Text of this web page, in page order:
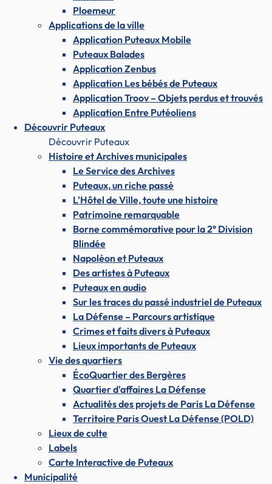
Ploemeur
Applications de la ville
Application Puteaux Mobile
Puteaux Balades
Application Zenbus
Application Les bébés de Puteaux
Application Troov – Objets perdus et trouvés
Application Entre Putéoliens
Découvrir Puteaux
Découvrir Puteaux
Histoire et Archives municipales
Le Service des Archives
Puteaux, un riche passé
L'Hôtel de Ville, toute une histoire
Patrimoine remarquable
Borne commémorative pour la 2° Division
Blindée
Napoléon et Puteaux
Des artistes à Puteaux
Puteaux en audio
Sur les traces du passé industriel de Puteaux
La Défense – Parcours artistique
Crimes et faits divers à Puteaux
Lieux importants de Puteaux
Vie des quartiers
ÉcoQuartier des Bergères
Quartier d'affaires La Défense
Actualités des projets de Paris La Défense
Territoire Paris Ouest La Défense (POLD)
Lieux de culte
Labels
Carte Interactive de Puteaux
Municipalité